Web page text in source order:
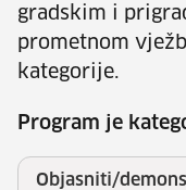
gradskim i
prometnom
kategorije.
Program je
Objasniti/